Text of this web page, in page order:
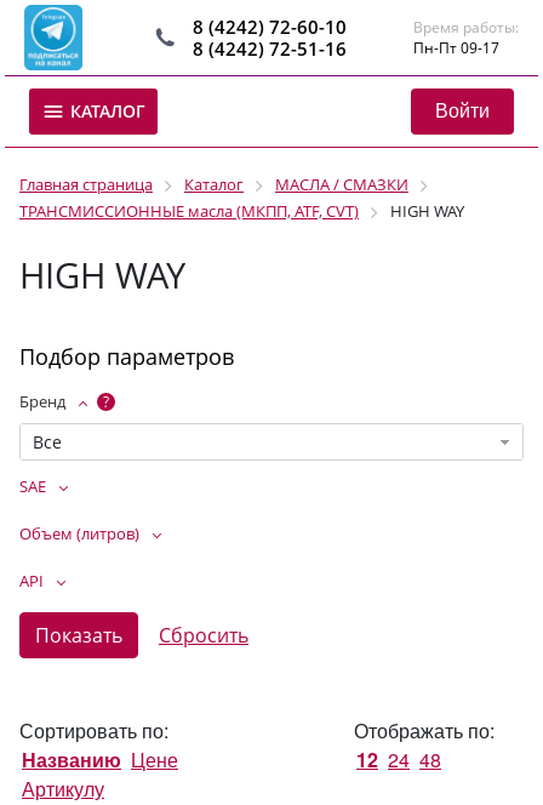
8 (4242) 72-60-10
8 (4242) 72-51-16
Время работы:
Пн-Пт 09-17
КАТАЛОГ Войти
Главная страница Каталог
МАСЛА / СМАЗКИ
ТРАНСМИССИОННЫЕ масла (МКПП, ATF, CVT)
HIGH WAY
HIGH WAY
Подбор параметров
Бренд ?
Все
SAE
Объем (литров)
API
Сортировать по:
Названию Цене
Артикулу
Отображать по:
12 24 48